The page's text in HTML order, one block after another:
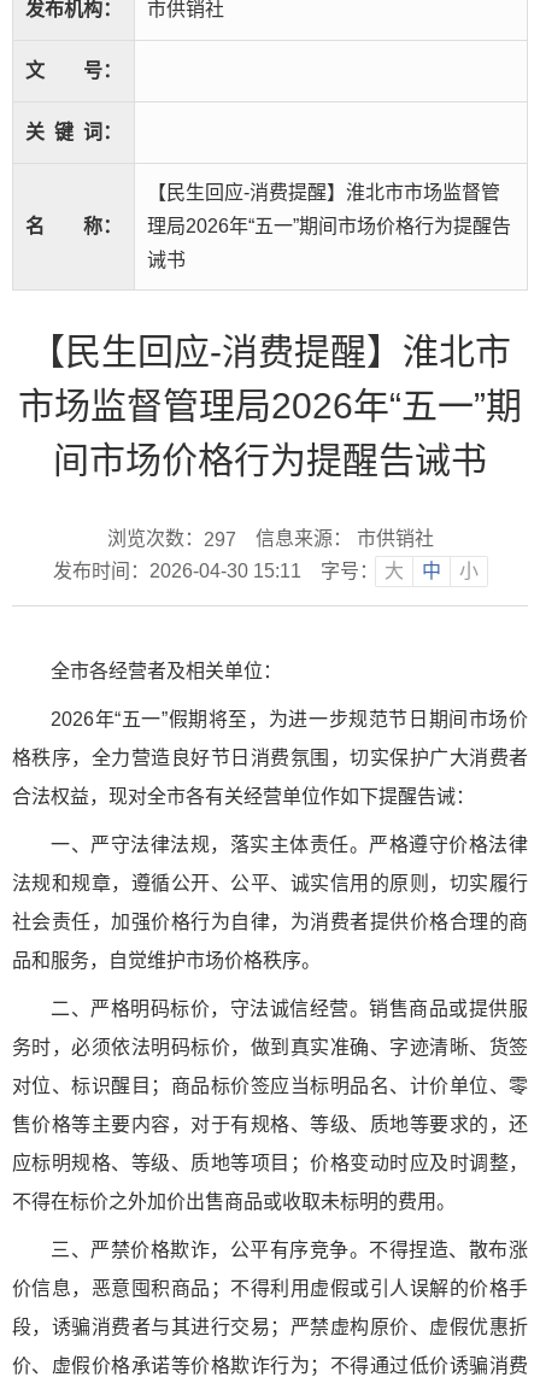
发布机构： 市供销社
文 号：
关 键 词：
名 称：
【民生回应-消费提醒】淮北市市场监督管
理局2026年“五一”期间市场价格行为提醒告
诫书
【民生回应-消费提醒】淮北市
市场监督管理局2026年“五一”期
间市场价格行为提醒告诫书
浏览次数： 297
信息来源： 市供销社
发布时间：2026-04-30 15:11
字号： 大 中 小
全市各经营者及相关单位：
2026年“五一”假期将至，为进一步规范节日期间市场价
格秩序，全力营造良好节日消费氛围，切实保护广大消费者
合法权益，现对全市各有关经营单位作如下提醒告诫：
一、严守法律法规，落实主体责任。严格遵守价格法律
法规和规章，遵循公开、公平、诚实信用的原则，切实履行
社会责任，加强价格行为自律，为消费者提供价格合理的商
品和服务，自觉维护市场价格秩序。
二、严格明码标价，守法诚信经营。销售商品或提供服
务时，必须依法明码标价，做到真实准确、字迹清晰、货签
对位、标识醒目；商品标价签应当标明品名、计价单位、零
售价格等主要内容，对于有规格、等级、质地等要求的，还
应标明规格、等级、质地等项目；价格变动时应及时调整，
不得在标价之外加价出售商品或收取未标明的费用。
三、严禁价格欺诈，公平有序竞争。不得捏造、散布涨
价信息，恶意囤积商品；不得利用虚假或引人误解的价格手
段，诱骗消费者与其进行交易；严禁虚构原价、虚假优惠折
价、虚假价格承诺等价格欺诈行为；不得通过低价诱骗消费